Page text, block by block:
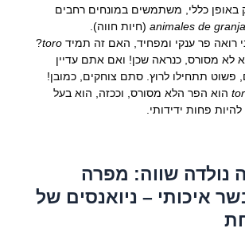
באופן כללי, משתמשים במונחים רחבים
animales de granja(חיות חווה).
רואה פר ענקי ומפחיד, האם זה תמיד toro
?
לא מסורס, כנראה שכן! ואם אתם עדיין
פשוט תתחילו לרוץ. סתם צוחקים, כמובן!
הוא הפר הלא מסורס, וככזה, הוא בעל
פחות ידידותי.
נולדה שווה: מפרה
איכותי – ניואנסים של